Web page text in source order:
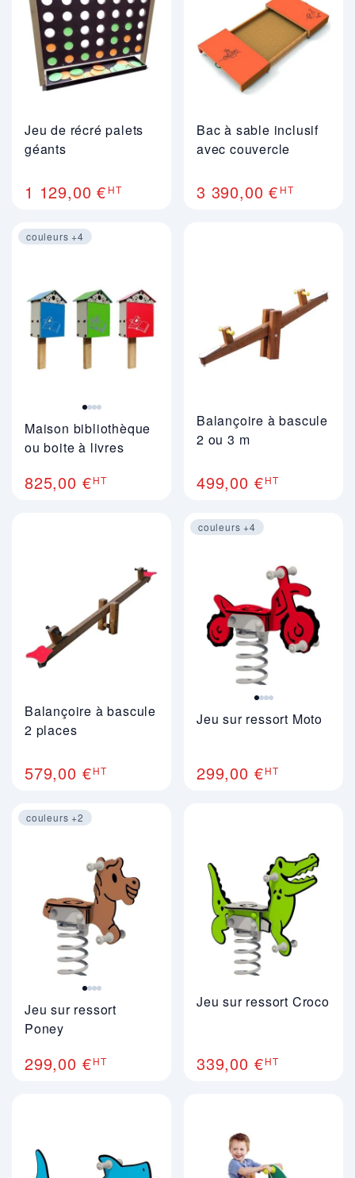
Jeu de récré palets
géants
1 129,00 € HT
Bac à sable inclusif
avec couvercle
3 390,00 € HT
couleurs +4
Maison bibliothèque
ou boite à livres
825,00 €HT
Balançoire à bascule
2 ou 3 m
499,00 €HT
Balançoire à bascule
2 places
579,00 €HT
couleurs +4
Jeu sur ressort Moto
299,00 €HT
couleurs +2
Jeu sur ressort
Poney
299,00 €HT
Jeu sur ressort Croco
339,00 €HT